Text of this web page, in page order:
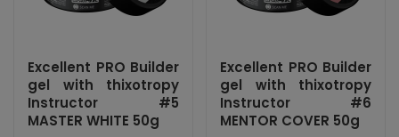
Excellent PRO Builder
gel with thixotropy
Instructor #5
MASTER WHITE 50g
Excellent PRO Builder
gel with thixotropy
Instructor #6
MENTOR COVER 50g